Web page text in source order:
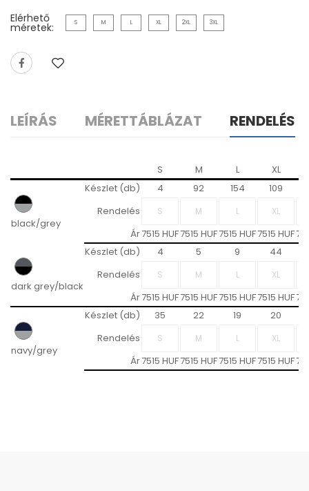
Elérhető
méretek: S M L XL 2XL 3XL
LEÍRÁS MÉRETTÁBLÁZAT RENDELÉS
S M L XL
black/grey
Készlet (db) 4 92 154 109
Rendelés
Ár7515 HUF7515 HUF7515 HUF7515 HUF
dark grey/black
Készlet (db) 4 5 9
44
Rendelés
Ár7515 HUF7515 HUF7515 HUF7515 HUF
navy/grey
Készlet (db) 35 22 19
20
Rendelés
Ár7515 HUF7515 HUF7515 HUF7515 HUF